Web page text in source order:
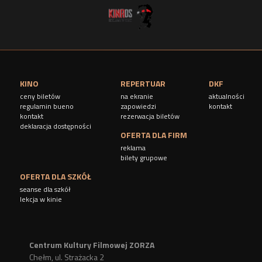
KINO
ceny biletów
regulamin bueno
kontakt
deklaracja dostępności
REPERTUAR
na ekranie
zapowiedzi
rezerwacja biletów
DKF
aktualności
kontakt
OFERTA DLA FIRM
reklama
bilety grupowe
OFERTA DLA SZKÓŁ
seanse dla szkół
lekcja w kinie
Centrum Kultury Filmowej ZORZA
Chełm, ul. Strażacka 2